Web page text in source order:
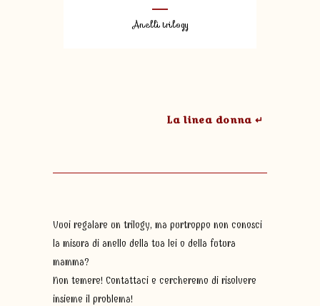
Anelli trilogy
La linea donna ↵
Vuoi regalare un trilogy, ma purtroppo non conosci
la misura di anello della tua lei o della futura
mamma?
Non temere! Contattaci e cercheremo di risolvere
insieme il problema!